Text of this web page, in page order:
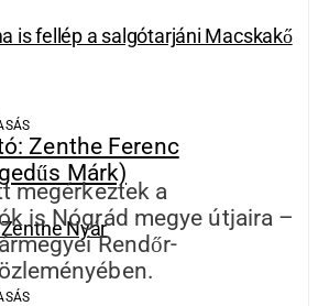
is fellép a salgótarjáni Macskakő
Nyár
megérkeztek a
is Nógrád megye útjaira –
Rendőr-